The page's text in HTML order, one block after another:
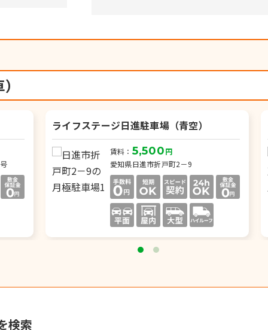
ライフステージ日進駐車場（青空）
賃料： 5,500円
愛知県日進市折戸町2－9
検索